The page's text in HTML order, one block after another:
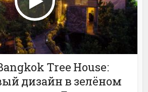
Tree House:
дизайн в зелёном